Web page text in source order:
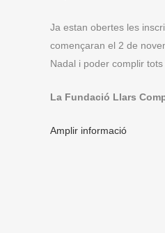
Ja estan obertes les
començaran el 2 de
Nadal i poder complir
La Fundació Llars
Amplir informació